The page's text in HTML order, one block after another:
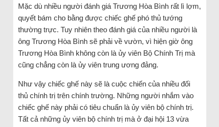
Mặc dù nhiều người đánh giá Trương Hòa Bình rất lì lợm,
quyết bám cho bằng được chiếc ghế phó thủ tướng
thường trực. Tuy nhiên theo đánh giá của nhiều người là
ông Trương Hòa Bình sẽ phải về vườn, vì hiện giờ ông
Trương Hòa Bình không còn là ủy viên Bộ Chính Trị mà
cũng chẳng còn là ủy viên trung ương đảng.
Như vậy chiếc ghế này sẽ là cuộc chiến của nhiều đối
thủ chính trị trên chính trường. Những người nhắm vào
chiếc ghế này phải có tiêu chuẩn là ủy viên bộ chính trị.
Tất cả những ủy viên bộ chính trị mà ở đại hội 13 vừa